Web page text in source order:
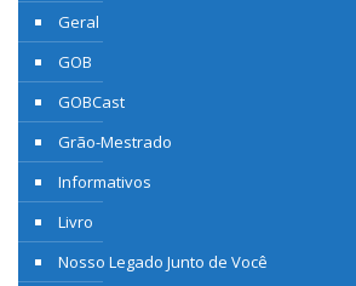
Geral
GOB
GOBCast
Grão-Mestrado
Informativos
Livro
Nosso Legado Junto de Você